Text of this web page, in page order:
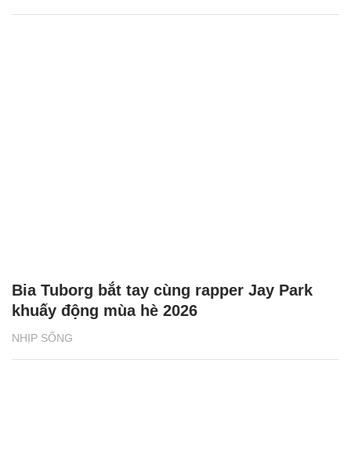
NHỊP SỐNG
Bia Tuborg bắt tay cùng rapper Jay Park
khuấy động mùa hè 2026